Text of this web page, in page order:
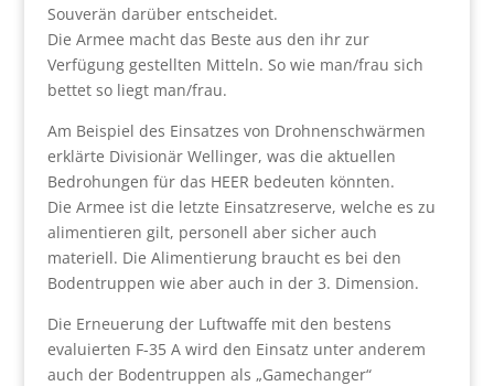
Souverän darüber entscheidet.
Die Armee macht das Beste aus den ihr zur
Verfügung gestellten Mitteln. So wie man/frau sich
bettet so liegt man/frau.
Am Beispiel des Einsatzes von Drohnenschwärmen
erklärte Divisionär Wellinger, was die aktuellen
Bedrohungen für das HEER bedeuten könnten.
Die Armee ist die letzte Einsatzreserve, welche es zu
alimentieren gilt, personell aber sicher auch
materiell. Die Alimentierung braucht es bei den
Bodentruppen wie aber auch in der 3. Dimension.
Die Erneuerung der Luftwaffe mit den bestens
evaluierten F-35 A wird den Einsatz unter anderem
auch der Bodentruppen als „Gamechanger“